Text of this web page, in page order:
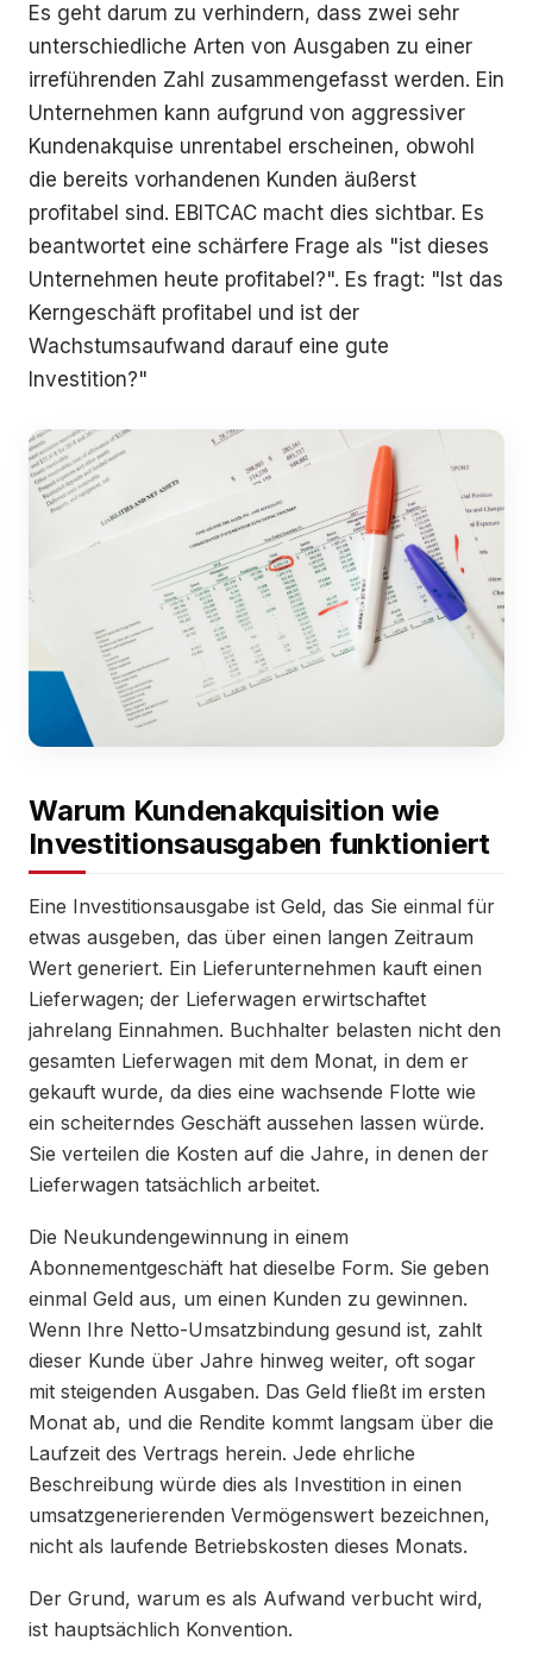
Es geht darum zu verhindern, dass zwei sehr
unterschiedliche Arten von Ausgaben zu einer
irreführenden Zahl zusammengefasst werden. Ein
Unternehmen kann aufgrund von aggressiver
Kundenakquise unrentabel erscheinen, obwohl
die bereits vorhandenen Kunden äußerst
profitabel sind. EBITCAC macht dies sichtbar. Es
beantwortet eine schärfere Frage als "ist dieses
Unternehmen heute profitabel?". Es fragt: "Ist das
Kerngeschäft profitabel und ist der
Wachstumsaufwand darauf eine gute
Investition?"
Warum Kundenakquisition wie
Investitionsausgaben funktioniert
Eine Investitionsausgabe ist Geld, das Sie einmal für
etwas ausgeben, das über einen langen Zeitraum
Wert generiert. Ein Lieferunternehmen kauft einen
Lieferwagen; der Lieferwagen erwirtschaftet
jahrelang Einnahmen. Buchhalter belasten nicht den
gesamten Lieferwagen mit dem Monat, in dem er
gekauft wurde, da dies eine wachsende Flotte wie
ein scheiterndes Geschäft aussehen lassen würde.
Sie verteilen die Kosten auf die Jahre, in denen der
Lieferwagen tatsächlich arbeitet.
Die Neukundengewinnung in einem
Abonnementgeschäft hat dieselbe Form. Sie geben
einmal Geld aus, um einen Kunden zu gewinnen.
Wenn Ihre Netto-Umsatzbindung gesund ist, zahlt
dieser Kunde über Jahre hinweg weiter, oft sogar
mit steigenden Ausgaben. Das Geld fließt im ersten
Monat ab, und die Rendite kommt langsam über die
Laufzeit des Vertrags herein. Jede ehrliche
Beschreibung würde dies als Investition in einen
umsatzgenerierenden Vermögenswert bezeichnen,
nicht als laufende Betriebskosten dieses Monats.
Der Grund, warum es als Aufwand verbucht wird,
ist hauptsächlich Konvention.